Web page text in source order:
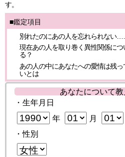
す。
■鑑定項目
別れたのにあの人を忘れられない
現在あの人を取り巻く異性関係に
る？
あの人の中にあなたへの愛情は残
いとは
あなたについて
・生年月日
年 月
・性別